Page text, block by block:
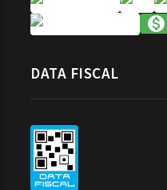
DATA FISCAL